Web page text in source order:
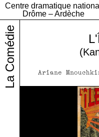
Centre dramatique national
Drôme – Ardèche
Ariane
La Comédie